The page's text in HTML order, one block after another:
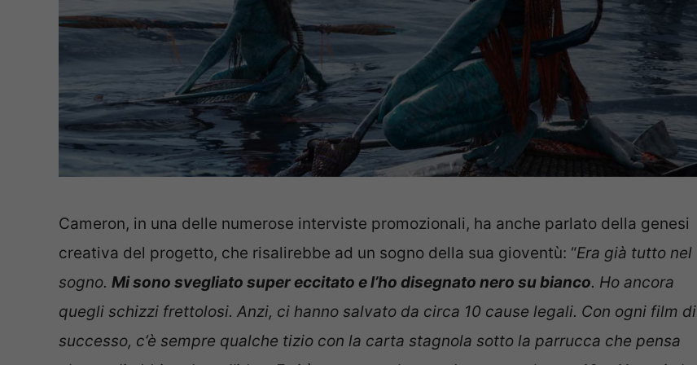
Cameron, in una delle numerose interviste promozionali, ha anche parlato della genesi
creativa del progetto, che risalirebbe ad un sogno della sua gioventù: “Era già tutto nel
sogno. Mi sono svegliato super eccitato e l’ho disegnato nero su bianco. Ho ancora
quegli schizzi frettolosi. Anzi, ci hanno salvato da circa 10 cause legali. Con ogni film di
successo, c’è sempre qualche tizio con la carta stagnola sotto la parrucca che pensa